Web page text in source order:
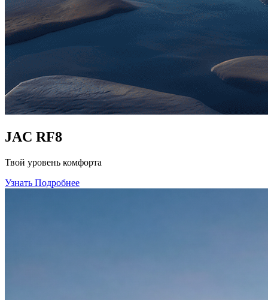
JAC RF8
Твой уровень комфорта
Узнать Подробнее